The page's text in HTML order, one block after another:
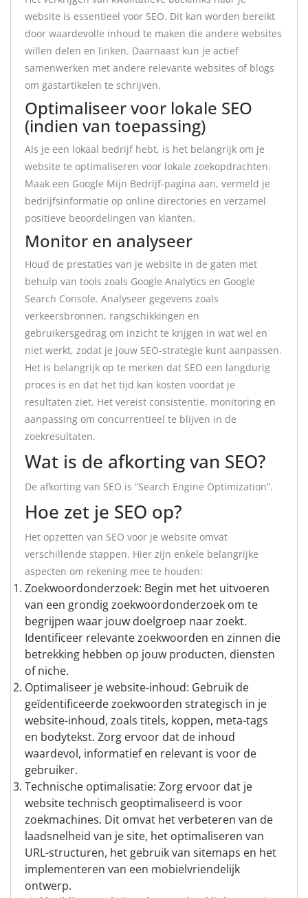
website is essentieel voor SEO. Dit kan worden bereikt
door waardevolle inhoud te maken die andere websites
willen delen en linken. Daarnaast kun je actief
samenwerken met andere relevante websites of blogs
om gastartikelen te schrijven.
Optimaliseer voor lokale SEO
(indien van toepassing)
Als je een lokaal bedrijf hebt, is het belangrijk om je
website te optimaliseren voor lokale zoekopdrachten.
Maak een Google Mijn Bedrijf-pagina aan, vermeld je
bedrijfsinformatie op online directories en verzamel
positieve beoordelingen van klanten.
Monitor en analyseer
Houd de prestaties van je website in de gaten met
behulp van tools zoals Google Analytics en Google
Search Console. Analyseer gegevens zoals
verkeersbronnen, rangschikkingen en
gebruikersgedrag om inzicht te krijgen in wat wel en
niet werkt, zodat je jouw SEO-strategie kunt aanpassen.
Het is belangrijk op te merken dat SEO een langdurig
proces is en dat het tijd kan kosten voordat je
resultaten ziet. Het vereist consistentie, monitoring en
aanpassing om concurrentieel te blijven in de
zoekresultaten.
Wat is de afkorting van SEO?
De afkorting van SEO is “Search Engine Optimization”.
Hoe zet je SEO op?
Het opzetten van SEO voor je website omvat
verschillende stappen. Hier zijn enkele belangrijke
aspecten om rekening mee te houden:
Zoekwoordonderzoek: Begin met het uitvoeren
van een grondig zoekwoordonderzoek om te
begrijpen waar jouw doelgroep naar zoekt.
Identificeer relevante zoekwoorden en zinnen die
betrekking hebben op jouw producten, diensten
of niche.
Optimaliseer je website-inhoud: Gebruik de
geïdentificeerde zoekwoorden strategisch in je
website-inhoud, zoals titels, koppen, meta-tags
en bodytekst. Zorg ervoor dat de inhoud
waardevol, informatief en relevant is voor de
gebruiker.
Technische optimalisatie: Zorg ervoor dat je
website technisch geoptimaliseerd is voor
zoekmachines. Dit omvat het verbeteren van de
laadsnelheid van je site, het optimaliseren van
URL-structuren, het gebruik van sitemaps en het
implementeren van een mobielvriendelijk
ontwerp.